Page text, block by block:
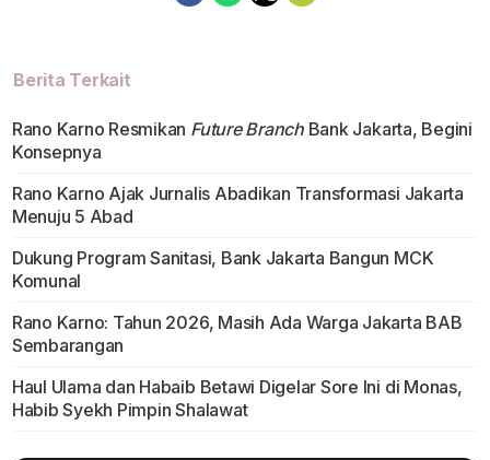
Berita Terkait
Rano Karno Resmikan Future BranchBank Jakarta, Begini
Konsepnya
Rano Karno Ajak Jurnalis Abadikan Transformasi Jakarta
Menuju 5 Abad
Dukung Program Sanitasi, Bank Jakarta Bangun MCK
Komunal
Rano Karno: Tahun 2026, Masih Ada Warga Jakarta BAB
Sembarangan
Haul Ulama dan Habaib Betawi Digelar Sore Ini di Monas,
Habib Syekh Pimpin Shalawat